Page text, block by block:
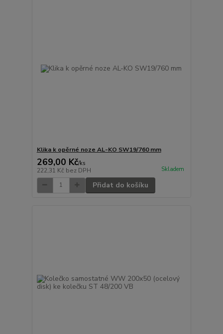
Klika k opěrné noze AL-KO SW19/760 mm
269,00 Kč/ks
222,31 Kč bez DPH Skladem
Přidat do košíku